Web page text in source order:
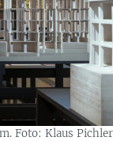
Foto: Klaus Pichler